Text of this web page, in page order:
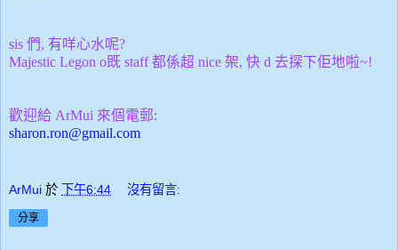
sis 們, 有咩心水呢?
Majestic Legon o既 staff 都係超 nice 架, 快 d 去探下佢地啦~!
歡迎給 ArMui 來個電郵:
sharon.ron@gmail.com
ArMui 於 下午6:44 沒有留言:
分享